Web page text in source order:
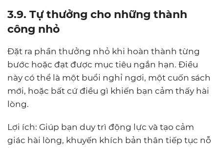
3.9. Tự thưởng cho những thành
công nhỏ
Đặt ra phần thưởng nhỏ khi hoàn thành từng
bước hoặc đạt được mục tiêu ngắn hạn. Điều
này có thể là một buổi nghỉ ngơi, một cuốn sách
mới, hoặc bất cứ điều gì khiến bạn cảm thấy hài
lòng.
Lợi ích: Giúp bạn duy trì động lực và tạo cảm
giác hài lòng, khuyến khích bản thân tiếp tục nỗ